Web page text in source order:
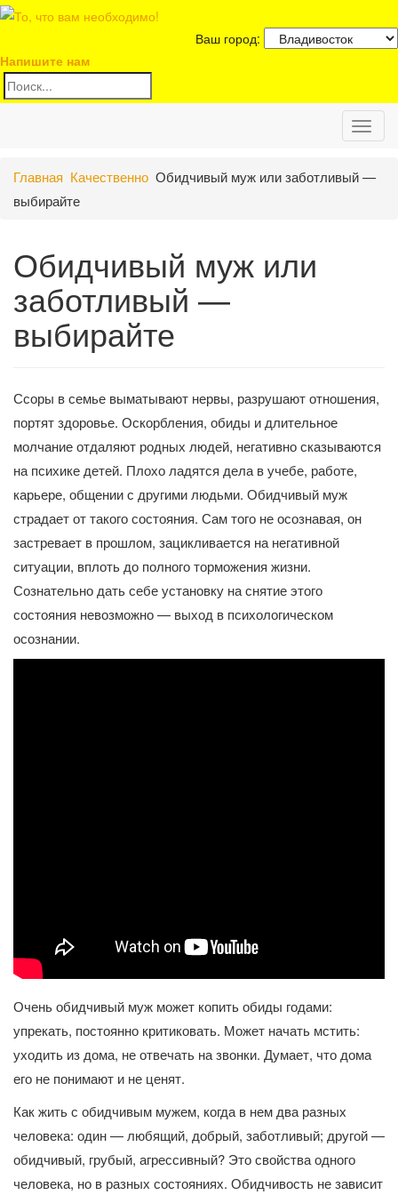
Ваш город:
Напишите нам
Главная Качественно Обидчивый муж или заботливый —
выбирайте
Обидчивый муж или
заботливый —
выбирайте
Ссоры в семье выматывают нервы, разрушают отношения,
портят здоровье. Оскорбления, обиды и длительное
молчание отдаляют родных людей, негативно сказываются
на психике детей. Плохо ладятся дела в учебе, работе,
карьере, общении с другими людьми. Обидчивый муж
страдает от такого состояния. Сам того не осознавая, он
застревает в прошлом, зацикливается на негативной
ситуации, вплоть до полного торможения жизни.
Сознательно дать себе установку на снятие этого
состояния невозможно — выход в психологическом
осознании.
Очень обидчивый муж может копить обиды годами:
упрекать, постоянно критиковать. Может начать мстить:
уходить из дома, не отвечать на звонки. Думает, что дома
его не понимают и не ценят.
Как жить с обидчивым мужем, когда в нем два разных
человека: один — любящий, добрый, заботливый; другой —
обидчивый, грубый, агрессивный? Это свойства одного
человека, но в разных состояниях. Обидчивость не зависит